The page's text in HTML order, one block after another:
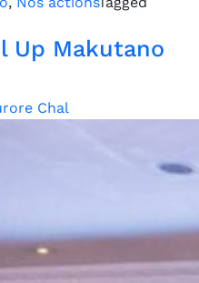
Up Makutano
Chal